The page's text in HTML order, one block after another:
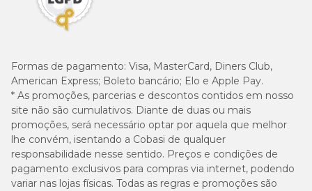
Formas de pagamento: Visa, MasterCard, Diners Club,
American Express; Boleto bancário; Elo e Apple Pay.
* As promoções, parcerias e descontos contidos em nosso
site não são cumulativos. Diante de duas ou mais
promoções, será necessário optar por aquela que melhor
lhe convém, isentando a Cobasi de qualquer
responsabilidade nesse sentido. Preços e condições de
pagamento exclusivos para compras via internet, podendo
variar nas lojas físicas. Todas as regras e promoções são